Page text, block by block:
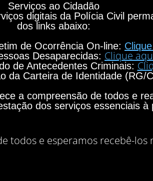
Serviços ao Cidadão
digitais da Polícia Civil
dos links abaixo:
de Ocorrência On-line:
Desaparecidas: Clique
de Antecedentes Criminais:
da Carteira de Identidade (RG/
a compreensão de todos e
dos serviços essenciais à
todos e esperamos recebê-los